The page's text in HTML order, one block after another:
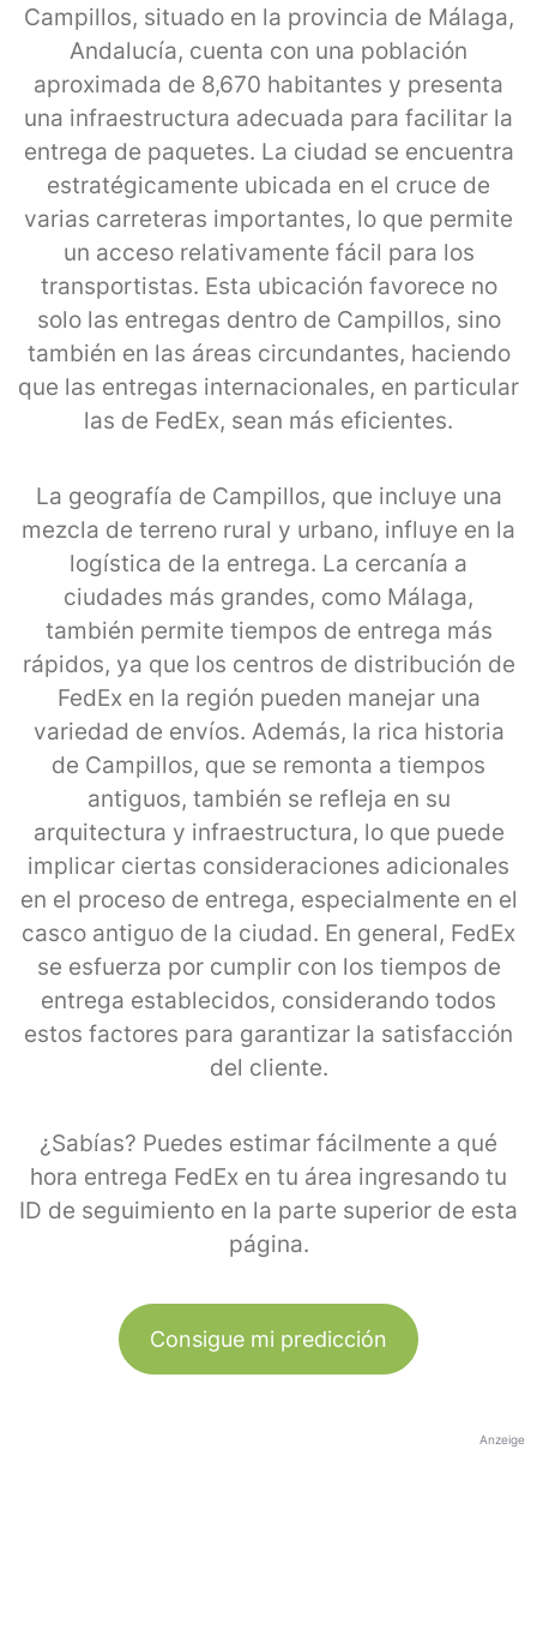
Campillos, situado en la provincia de Málaga,
Andalucía, cuenta con una población
aproximada de 8,670 habitantes y presenta
una infraestructura adecuada para facilitar la
entrega de paquetes. La ciudad se encuentra
estratégicamente ubicada en el cruce de
varias carreteras importantes, lo que permite
un acceso relativamente fácil para los
transportistas. Esta ubicación favorece no
solo las entregas dentro de Campillos, sino
también en las áreas circundantes, haciendo
que las entregas internacionales, en particular
las de FedEx, sean más eficientes.
La geografía de Campillos, que incluye una
mezcla de terreno rural y urbano, influye en la
logística de la entrega. La cercanía a
ciudades más grandes, como Málaga,
también permite tiempos de entrega más
rápidos, ya que los centros de distribución de
FedEx en la región pueden manejar una
variedad de envíos. Además, la rica historia
de Campillos, que se remonta a tiempos
antiguos, también se refleja en su
arquitectura y infraestructura, lo que puede
implicar ciertas consideraciones adicionales
en el proceso de entrega, especialmente en el
casco antiguo de la ciudad. En general, FedEx
se esfuerza por cumplir con los tiempos de
entrega establecidos, considerando todos
estos factores para garantizar la satisfacción
del cliente.
¿Sabías? Puedes estimar fácilmente a qué
hora entrega FedEx en tu área ingresando tu
ID de seguimiento en la parte superior de esta
página.
Consigue mi predicción
Anzeige